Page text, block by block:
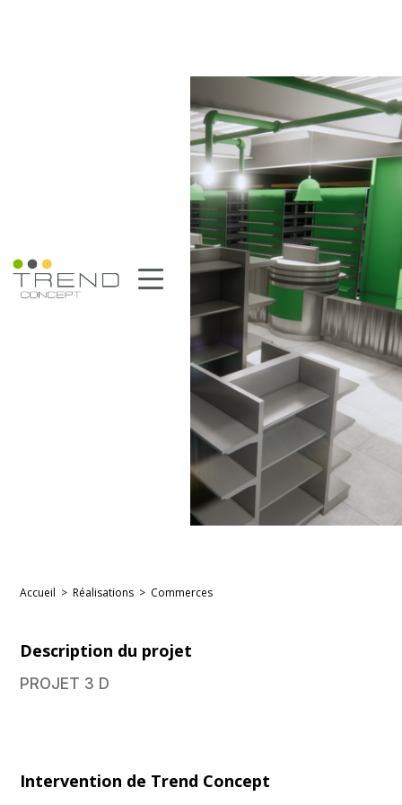
Accueil > Réalisations > Commerces
Description du projet
PROJET 3 D
Intervention de Trend Concept